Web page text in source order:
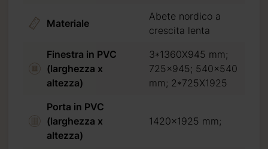
Materiale
Abete nordico a
crescita lenta
Finestra in PVC
(larghezza x
altezza)
3*1360X945 mm;
725x945; 540x540
mm; 2*725X1925
Porta in PVC
(larghezza x
altezza)
1420x1925 mm;
(30% per progetti su
bonifico